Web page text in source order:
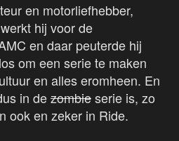
en motorliefhebber,
hij voor de
en daar peuterde hij
om een serie te maken
en alles eromheen. En
in dezombieserie is, zo
ook en zeker in Ride.